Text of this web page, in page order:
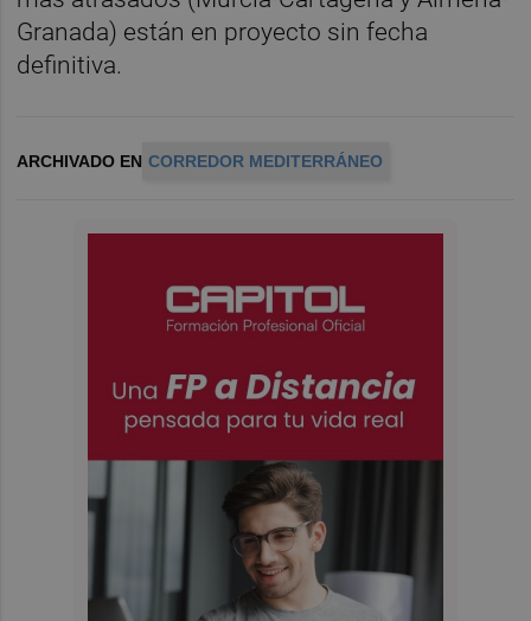
Granada) están en proyecto sin fecha
definitiva.
ARCHIVADO EN CORREDOR MEDITERRÁNEO